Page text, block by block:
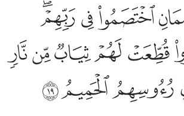
في ربهم فالذين كفروا قطعت لهم ثياب
فِى رَبِّهِمْ ۖ فَٱلَّذِينَ كَفَرُوا۟
ﲒﲓﲔﲕ
ﲘﲙﲚﲛﲜ
ﲠﲡﲢ